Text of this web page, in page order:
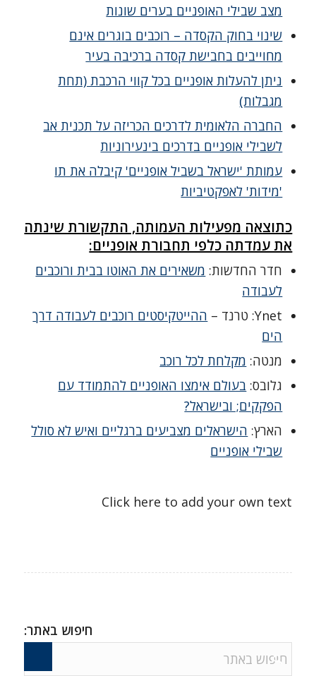
מצב שבילי האופניים בערים שונות
שינוי בחוק הקסדה – רוכבים בוגרים אינם
מחוייבים בחבישת קסדה ברכיבה בעיר
ניתן להעלות אופניים בכל קווי הרכבת (תחת
מגבלות)
החברה הלאומית לדרכים הכריזה על תכנית אב
לשבילי אופניים בדרכים בינעירוניות
עמותת 'ישראל בשביל אופניים' קיבלה את תו
'מידות' לאפקטיביות
כתוצאה מפעילות העמותה, התקשורת שינתה
את עמדתה כלפי תחבורת אופניים:
חדר החדשות: משאירים את האוטו בבית ורוכבים
לעבודה
Ynet: טרנד –
ההייטקיסטים רוכבים לעבודה דרך
הים
מנטה: מקלחת לכל רוכב
גלובס: בעולם אימצו האופניים להתמודד עם
הפקקים; ובישראל?
הארץ: הישראלים מצביעים ברגליים ואיש לא סולל
שבילי אופניים
Click here to add your own text
חיפוש באתר: